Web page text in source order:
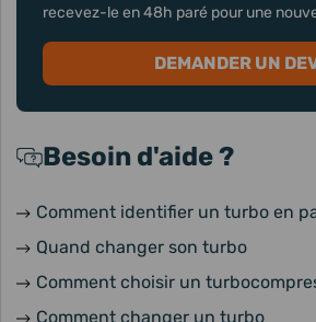
recevez-le en 48h paré pour une
DEMANDER UN
Besoin d'aide ?
Comment identifier un turbo en
Quand changer son turbo
Comment choisir un
Comment changer un turbo